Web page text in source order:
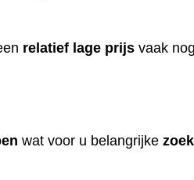
relatief lage prijs vaak nog
wat voor u belangrijke